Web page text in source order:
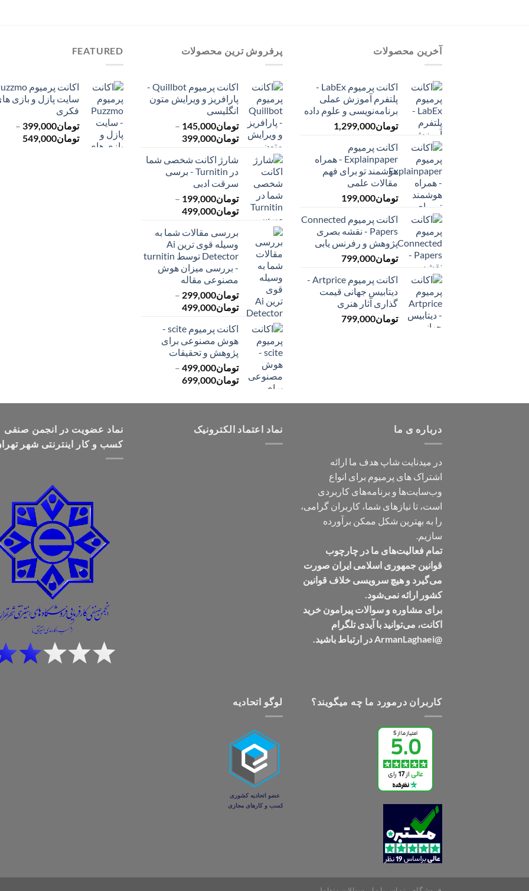
آخرین محصولات
اکانت پرمیوم LabEx -
پلتفرم آموزش عملی
برنامه‌نویسی و علوم داده
تومان1,299,000
اکانت پرمیوم
Explainpaper - همراه
هوشمند تو برای فهم
مقالات علمی
تومان199,000
اکانت پرمیوم Connected
Papers - نقشه بصری
پژوهش و رفرنس یابی
تومان799,000
اکانت پرمیوم Artprice -
دیتابیس جهانی قیمت
‌گذاری آثار هنری
تومان799,000
پرفروش ترین محصولات
اکانت پرمیوم Quillbot -
پارافریز و ویرایش متون
انگلیسی
تومان145,000
–
تومان399,000
تومان145,000
تا
شارژ اکانت شخصی شما
در Turnitin - برسی
سرقت ادبی
تومان199,000
–
تومان499,000محدوده
تومان199,000
تا
تومان499,000
بررسی مقالات شما به
وسیله قوی ترین Ai
Detector توسط turnitin
- بررسی میزان هوش
مصنوعی مقاله
تومان299,000
–
تومان499,000محدوده
تا
تومان499,000
اکانت پرمیوم scite -
هوش مصنوعی برای
پژوهش و تحقیقات
تومان499,000
–
تومان699,000محدوده
تومان499,000
FEATURED
سایت پازل و بازی
فکری
تومان399,000
–
تومان549,000
درباره ی ما
در میدنایت شاپ هدف ما ارائه
اشتراک های پرمیوم برای انواع
وب‌سایت‌ها و برنامه‌های کاربردی
است، تا نیازهای شما، کاربران گرامی،
را به بهترین شکل ممکن برآورده
سازیم.
تمام فعالیت‌های ما در چارچوب
قوانین جمهوری اسلامی ایران صورت
می‌گیرد و هیچ سرویسی خلاف قوانین
کشور ارائه نمی‌شود.
برای مشاوره و سوالات پیرامون خرید
اکانت، می‌توانید با آیدی تلگرام
@ArmanLaghaei در ارتباط باشید.
نماد اعتماد الکترونیک
نماد عضویت در انجمن صنفی
کسب و کار اینترنتی شهر
کاربران درمورد ما چه میگویند؟ لوگو اتحادیه